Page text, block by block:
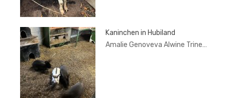
Kaninchen in Hubiland
Amalie Genoveva Alwine Trine…